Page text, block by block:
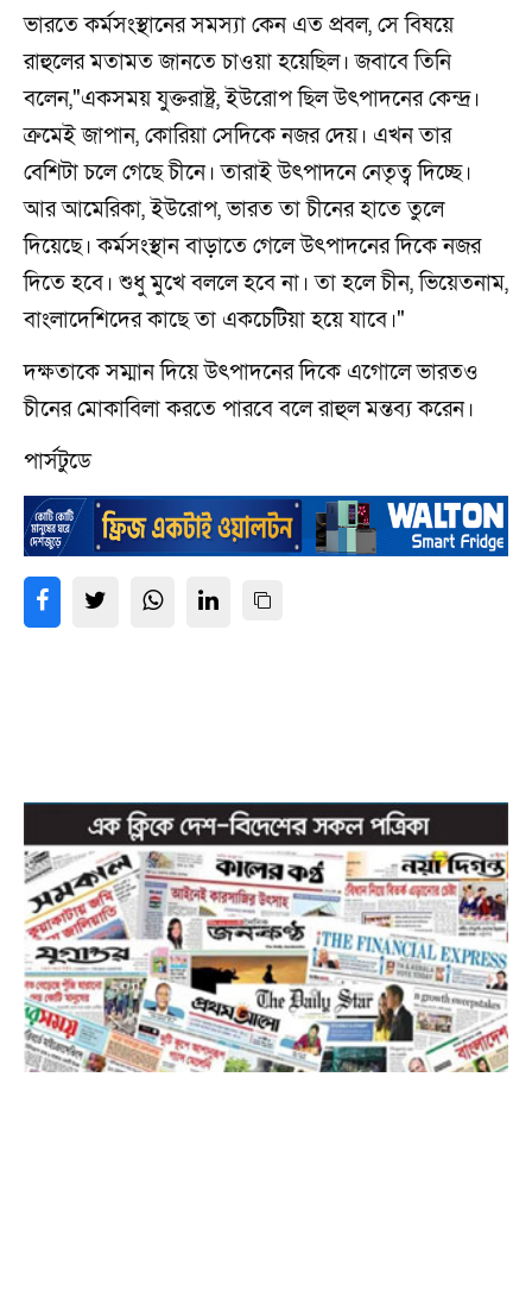
ভারতে কর্মসংস্থানের সমস্যা কেন এত প্রবল, সে বিষয়ে
রাহুলের মতামত জানতে চাওয়া হয়েছিল। জবাবে তিনি
বলেন,"একসময় যুক্তরাষ্ট্র, ইউরোপ ছিল উৎপাদনের কেন্দ্র।
ক্রমেই জাপান, কোরিয়া সেদিকে নজর দেয়। এখন তার
বেশিটা চলে গেছে চীনে। তারাই উৎপাদনে নেতৃত্ব দিচ্ছে।
আর আমেরিকা, ইউরোপ, ভারত তা চীনের হাতে তুলে
দিয়েছে। কর্মসংস্থান বাড়াতে গেলে উৎপাদনের দিকে নজর
দিতে হবে। শুধু মুখে বললে হবে না। তা হলে চীন, ভিয়েতনাম,
বাংলাদেশিদের কাছে তা একচেটিয়া হয়ে যাবে।"
দক্ষতাকে সম্মান দিয়ে উৎপাদনের দিকে এগোলে ভারতও
চীনের মোকাবিলা করতে পারবে বলে রাহুল মন্তব্য করেন।
পার্সটুডে